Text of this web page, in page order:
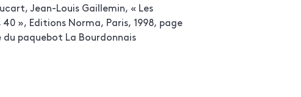
Jean-Louis Gaillemin, « Les
», Editions Norma, Paris, 1998, page
paquebot La Bourdonnais